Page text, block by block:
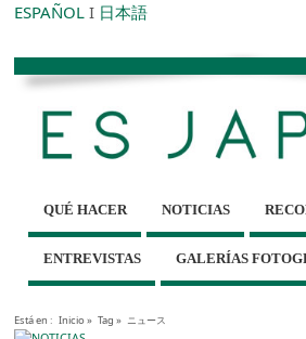
ESPAÑOL I 日本語
QUÉ HACER NOTICIAS
ENTREVISTAS GALERÍAS
Está en : Inicio» Tag » ニュース